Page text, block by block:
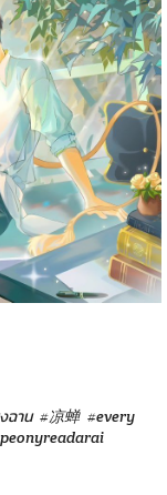
ฉาน #凉蝉 #every